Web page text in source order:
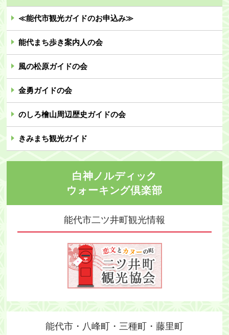
≪能代市観光ガイドのお申込み≫
能代まち歩き案内人の会
風の松原ガイドの会
金勇ガイドの会
のしろ檜山周辺歴史ガイドの会
きみまち観光ガイド
白神ノルディック
ウォーキング倶楽部
能代市二ツ井町観光情報
能代市・八峰町・三種町・藤里町